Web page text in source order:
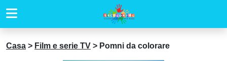
Casa > Film e serie TV > Pomni da colorare